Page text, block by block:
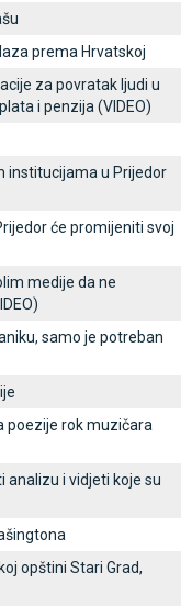
prema Hrvatskoj
za povratak ljudi u
i penzija (VIDEO)
institucijama u Prijedor
će promijeniti svoj
medije da ne
samo je potreban
poezije rok muzičara
analizu i vidjeti koje su
opštini Stari Grad,